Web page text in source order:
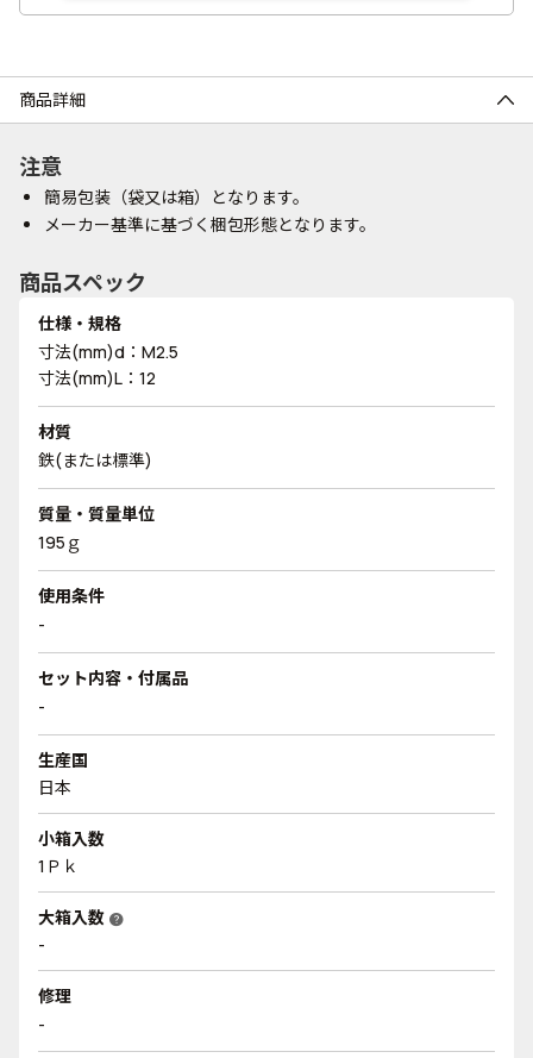
商品詳細
注意
簡易包装（袋又は箱）となります。
メーカー基準に基づく梱包形態となります。
商品スペック
仕様・規格
寸法(mm)d：M2.5
寸法(mm)L：12
材質
鉄(または標準)
質量・質量単位
195ｇ
使用条件
-
セット内容・付属品
-
生産国
日本
小箱入数
1Ｐｋ
大箱入数 help
-
修理
-